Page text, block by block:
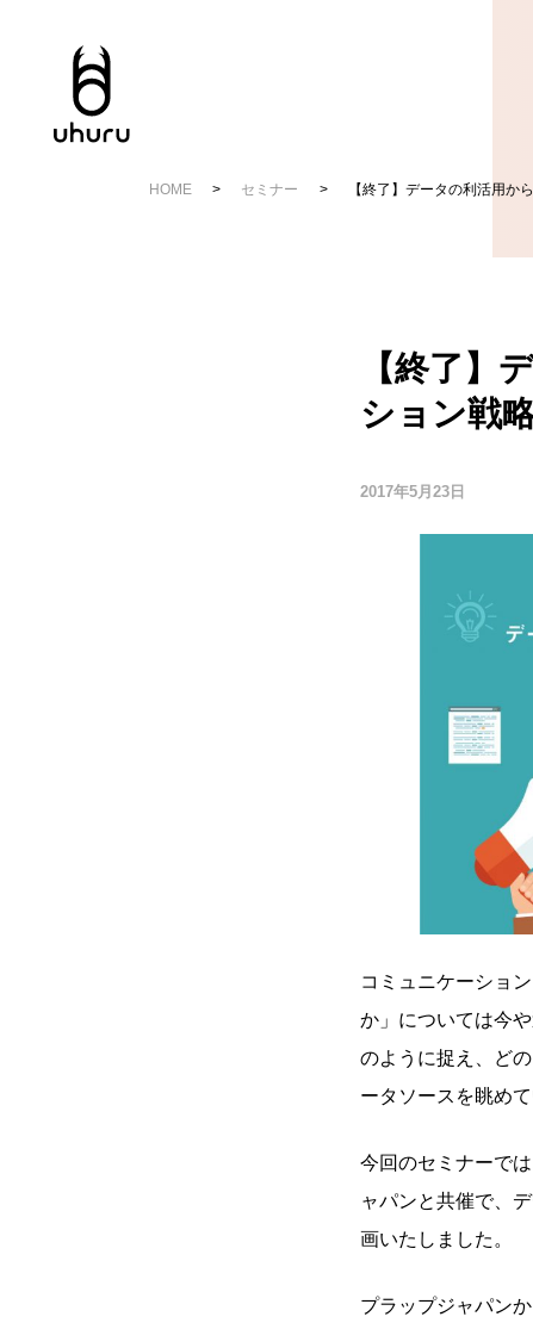
HOME セミナー 【終了】データの利活用か
【終了】
ション戦
2017年5月23日
コミュニケーショ
か」については今
のように捉え、ど
ータソースを眺め
今回のセミナーで
ャパンと共催で、
画いたしました。
プラップジャパン